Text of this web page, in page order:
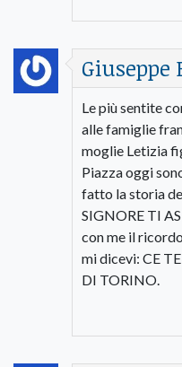
Le più sentite
alle famiglie
moglie Letizia
Piazza oggi
fatto la storia
SIGNORE TI
con me il
mi dicevi: CE
DI TORINO.